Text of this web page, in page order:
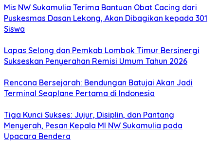
Mis NW Sukamulia Terima Bantuan Obat Cacing dari
Puskesmas Dasan Lekong, Akan Dibagikan kepada 301
Siswa
Lapas Selong dan Pemkab Lombok Timur Bersinergi
Sukseskan Penyerahan Remisi Umum Tahun 2026
Rencana Bersejarah: Bendungan Batujai Akan Jadi
Terminal Seaplane Pertama di Indonesia
Tiga Kunci Sukses: Jujur, Disiplin, dan Pantang
Menyerah, Pesan Kepala MI NW Sukamulia pada
Upacara Bendera